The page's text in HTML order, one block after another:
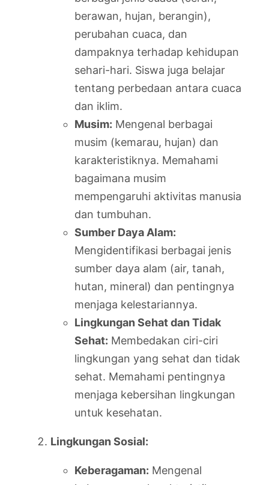
berawan, hujan, berangin),
perubahan cuaca, dan
dampaknya terhadap kehidupan
sehari-hari. Siswa juga belajar
tentang perbedaan antara cuaca
dan iklim.
Musim: Mengenal berbagai
musim (kemarau, hujan) dan
karakteristiknya. Memahami
bagaimana musim
mempengaruhi aktivitas manusia
dan tumbuhan.
Sumber Daya Alam:
Mengidentifikasi berbagai jenis
sumber daya alam (air, tanah,
hutan, mineral) dan pentingnya
menjaga kelestariannya.
Lingkungan Sehat dan Tidak
Sehat: Membedakan ciri-ciri
lingkungan yang sehat dan tidak
sehat. Memahami pentingnya
menjaga kebersihan lingkungan
untuk kesehatan.
Lingkungan Sosial:
Keberagaman: Mengenal